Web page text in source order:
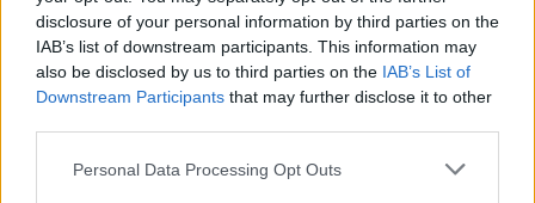
disclosure of your personal information by third parties on the
IAB’s list of downstream participants. This information may
also be disclosed by us to third parties on the IAB’s List of
Downstream Participants that may further disclose it to other
Personal Data Processing Opt Outs
Αποθήκευσε το όνομά μου, email, και τον ιστότοπο